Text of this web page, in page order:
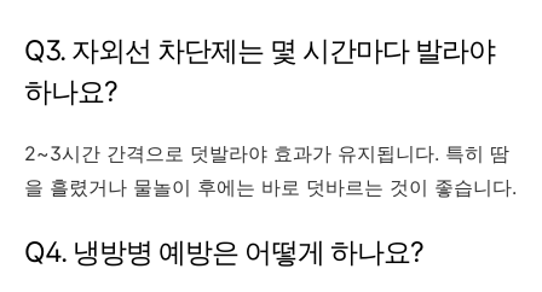
Q3. 자외선 차단제는 몇 시간마다 발라야
하나요?
2~3시간 간격으로 덧발라야 효과가 유지됩니다. 특히 땀
을 흘렸거나 물놀이 후에는 바로 덧바르는 것이 좋습니다.
Q4. 냉방병 예방은 어떻게 하나요?